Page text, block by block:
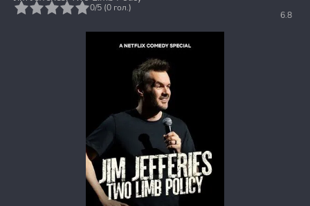
6.8
0/5 (0 гол.)